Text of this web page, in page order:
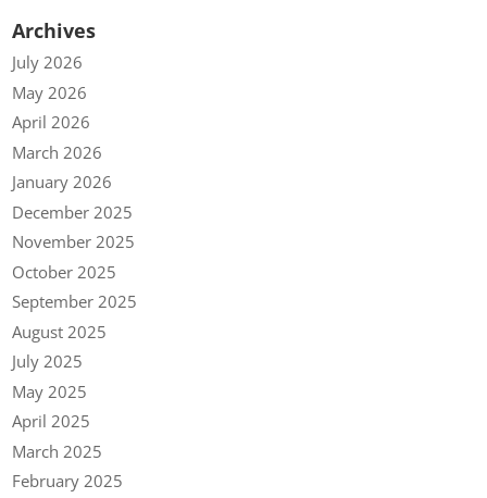
Archives
July 2026
May 2026
April 2026
March 2026
January 2026
December 2025
November 2025
October 2025
September 2025
August 2025
July 2025
May 2025
April 2025
March 2025
February 2025